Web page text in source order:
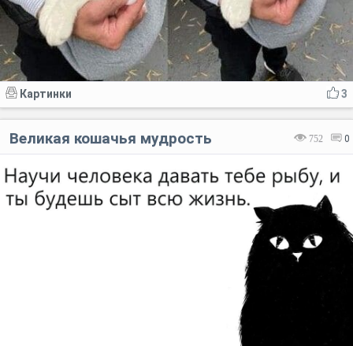
3
Картинки
752 0
Великая кошачья мудрость